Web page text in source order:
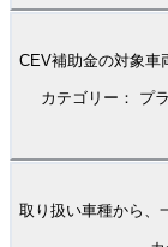
CEV補助金の対象車
カテゴリー： プ
取り扱い車種から、